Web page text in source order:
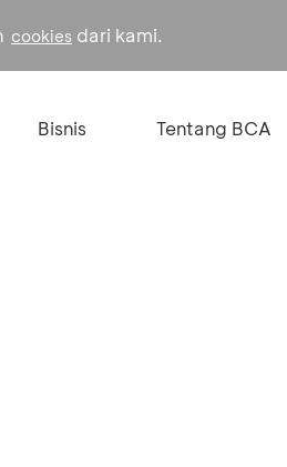
cookies dari kami.
Bisnis Tentang BCA